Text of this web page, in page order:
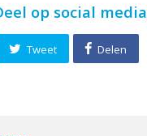
op social media
Tweet Delen